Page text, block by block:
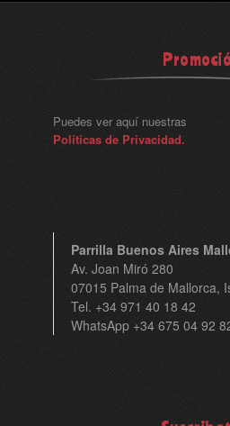
Puedes ver aquí nuestras
Políticas de Privacidad.
Parrilla Buenos Aires
Av. Joan Miró 280
07015 Palma de Mallorca,
Tel. +34 971 40 18 42
WhatsApp +34 675 04 92